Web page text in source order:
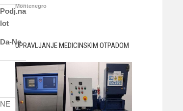
Podj.na
lot
Da-Ne
NE
Montenegro
UPRAVLJANJE MEDICINSKIM OTPADOM